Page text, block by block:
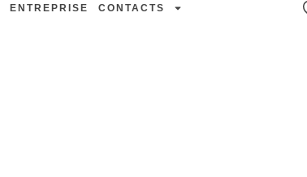
ENTREPRISE CONTACTS